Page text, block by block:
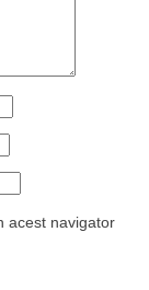
acest navigator